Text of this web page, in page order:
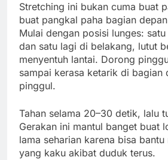
Stretching ini bukan cuma buat
buat pangkal paha bagian
Mulai dengan posisi lunges:
dan satu lagi di belakang, lutut
menyentuh lantai. Dorong
sampai kerasa ketarik di bagian
pinggul.
Tahan selama 20–30 detik, lalu
Gerakan ini mantul banget buat
lama seharian karena bisa
yang kaku akibat duduk terus.